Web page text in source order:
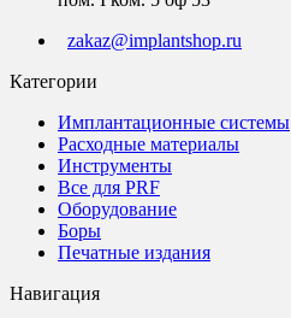
zakaz@implantshop.ru
Категории
Имплантационные системы
Расходные материалы
Инструменты
Все для PRF
Оборудование
Боры
Печатные издания
Навигация